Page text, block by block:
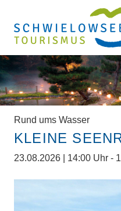
Rund ums Wasser
KLEINE
23.08.2026 | 14:00 Uhr -